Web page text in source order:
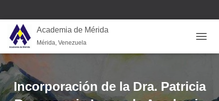
Academia de Mérida
Mérida, Venezuela
Incorporación de la Dra. Patricia